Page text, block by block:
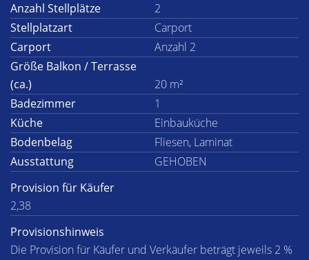
Anzahl Stellplätze
2
Stellplatzart
Carport
Carport
Anzahl 2
Größe Balkon / Terrasse
(ca.)
20 m²
Badezimmer
1
Küche
Einbauküche
Bodenbelag
Fliesen, Laminat
Ausstattung
GEHOBEN
Provision für Käufer
2,38
Provisionshinweis
Die Provision für Käufer und Verkäufer beträgt jeweils 2 %